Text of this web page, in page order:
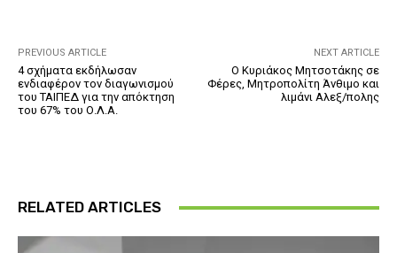
PREVIOUS ARTICLE
4 σχήματα εκδήλωσαν
ενδιαφέρον τον διαγωνισμού
του ΤΑΙΠΕΔ για την απόκτηση
του 67% του Ο.Λ.Α.
NEXT ARTICLE
Ο Κυριάκος Μητσοτάκης σε
Φέρες, Μητροπολίτη Άνθιμο και
λιμάνι Αλεξ/πολης
RELATED ARTICLES